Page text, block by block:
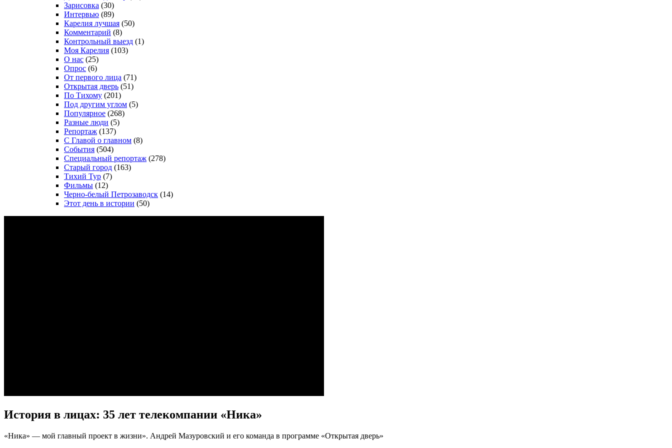
Зарисовка (30)
Интервью (89)
Карелия лучшая (50)
Комментарий (8)
Контрольный выезд (1)
Моя Карелия (103)
О нас (25)
Опрос (6)
От первого лица (71)
Открытая дверь (51)
По Тихому (201)
Под другим углом (5)
Популярное (268)
Разные люди (5)
Репортаж (137)
С Главой о главном (8)
События (504)
Специальный репортаж (278)
Старый город (163)
Тихий Тур (7)
Фильмы (12)
Черно-белый Петрозаводск (14)
Этот день в истории (50)
История в лицах: 35 лет телекомпании «Ника»
«Ника» — мой главный проект в жизни». Андрей Мазуровский и его команда в программе «Открытая дверь»